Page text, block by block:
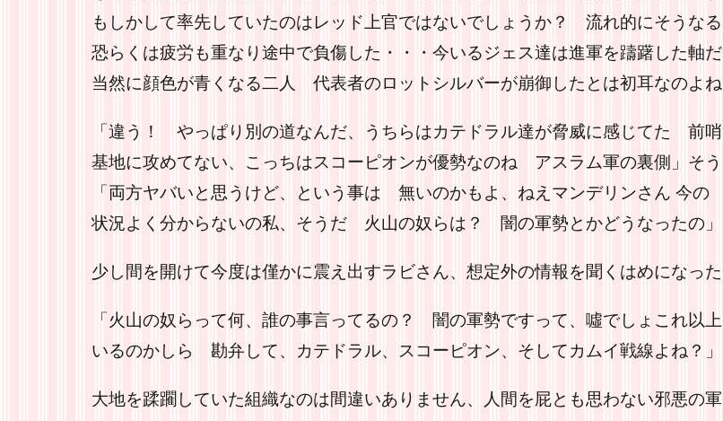
もしかして率先していたのはレッド上官ではないでしょうか？ 流れ的にそうなる
恐らくは疲労も重なり途中で負傷した・・・今いるジェス達は進軍を躊躇した軸だ
当然に顔色が青くなる二人 代表者のロットシルバーが崩御したとは初耳なのよね
「違う！ やっぱり別の道なんだ、うちらはカテドラル達が脅威に感じてた 前哨
基地に攻めてない、こっちはスコーピオンが優勢なのね アスラム軍の裏側」そう
「両方ヤバいと思うけど、という事は 無いのかもよ、ねえマンデリンさん 今の
状況よく分からないの私、そうだ 火山の奴らは？ 闇の軍勢とかどうなったの」
少し間を開けて今度は僅かに震え出すラビさん、想定外の情報を聞くはめになった
「火山の奴らって何、誰の事言ってるの？ 闇の軍勢ですって、噓でしょこれ以上
いるのかしら 勘弁して、カテドラル、スコーピオン、そしてカムイ戦線よね？」
大地を蹂躙していた組織なのは間違いありません、人間を屁とも思わない邪悪の軍